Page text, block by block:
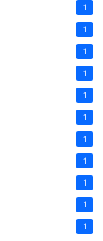
1
1
1
1
1
1
1
1
1
1
1